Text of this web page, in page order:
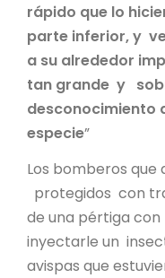
rápido que lo
parte inferior, y
a su alrededor
tan grande y
desconocimiento
especie”
Los bomberos
protegidos con
de una pértiga con
inyectarle un
avispas que